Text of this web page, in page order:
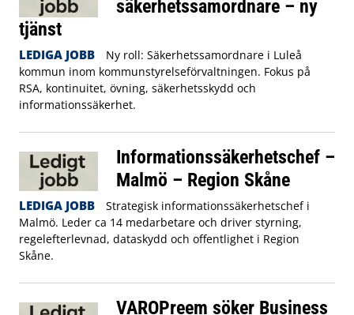
säkerhetssamordnare – ny
tjänst
LEDIGA JOBB
Ny roll: Säkerhetssamordnare i Luleå
kommun inom kommunstyrelseförvaltningen. Fokus på
RSA, kontinuitet, övning, säkerhetsskydd och
informationssäkerhet.
Informationssäkerhetschef –
Malmö – Region Skåne
LEDIGA JOBB
Strategisk informationssäkerhetschef i
Malmö. Leder ca 14 medarbetare och driver styrning,
regelefterlevnad, dataskydd och offentlighet i Region
Skåne.
VAROPreem söker Business